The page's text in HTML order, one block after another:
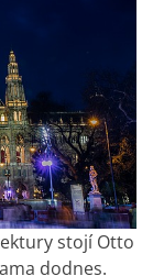
stojí Otto
dodnes.